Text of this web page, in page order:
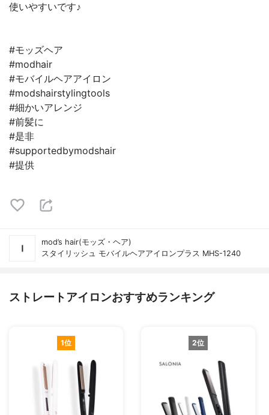
使いやすいです♪
#モッズヘア
#modhair
#モバイルヘアアイロン
#modshairstylingtools
#細かいアレンジ
#前髪に
#是非
#supportedbymodshair
#提供
mod’s hair(モッズ・ヘア)
スタイリッシュ モバイルヘアアイロンプラス MHS-1240
ストレートアイロンおすすめランキング
1位 2位